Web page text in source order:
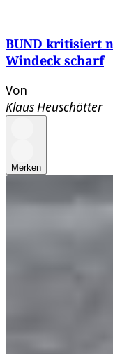
BUND kritisiert
Windeck scharf
Von
Klaus Heuschötter
Merken